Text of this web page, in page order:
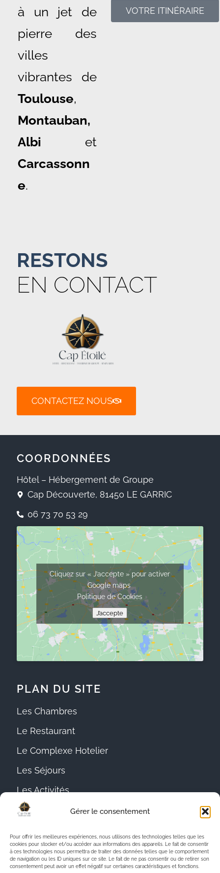
Gérer le consentement
Pour offrir les meilleures expériences, nous utilisons des technologies telles que les
cookies pour stocker et/ou accéder aux informations des appareils. Le fait de consentir
à ces technologies nous permettra de traiter des données telles que le comportement
de navigation ou les ID uniques sur ce site. Le fait de ne pas consentir ou de retirer son
consentement peut avoir un effet négatif sur certaines caractéristiques et fonctions.
à un jet de
pierre des
villes
vibrantes de
Toulouse,
Montauban,
Albi et
Carcassonn
e.
VOTRE ITINÉRAIRE
RESTONS
EN CONTACT
CONTACTEZ NOUS
COORDONNÉES
Hôtel – Hébergement de Groupe
Cap Découverte, 81450 LE GARRIC
06 73 70 53 29
Cliquez sur « J’accepte » pour activer
Google maps
Politique de Cookies
J’accepte
PLAN DU SITE
Les Chambres
Le Restaurant
Le Complexe Hotelier
Les Séjours
Les Activités
Contact
Politique de Cookies
Mentions Légales